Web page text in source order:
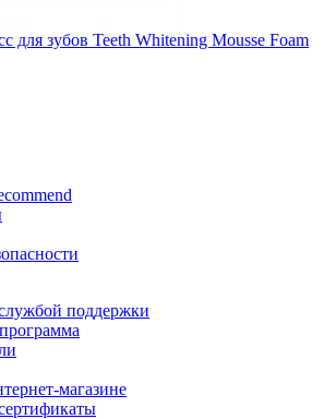
для зубов Teeth Whitening Mousse Foam
поддержки
магазине